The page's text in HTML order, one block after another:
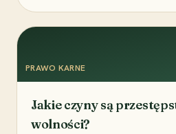
PRAWO KARNE
Jakie czyny są
wolności?